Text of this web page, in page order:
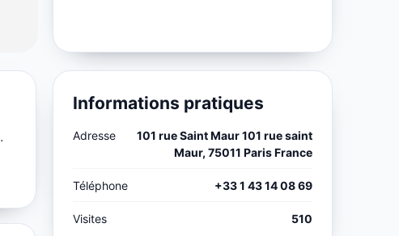
.
Informations pratiques
Adresse
101 rue Saint Maur 101 rue saint
Maur, 75011 Paris France
Téléphone +33 1 43 14 08 69
Visites 510